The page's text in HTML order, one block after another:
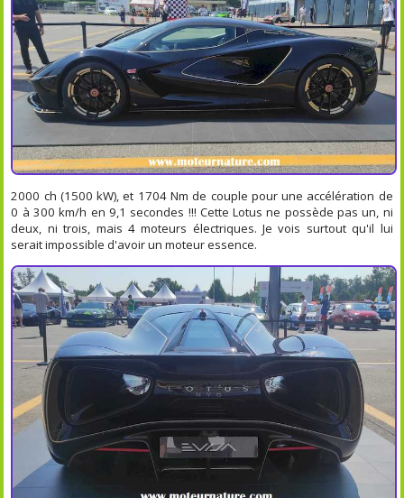
2000 ch (1500 kW), et 1704 Nm de couple pour une accélération de
0 à 300 km/h en 9,1 secondes !!! Cette Lotus ne possède pas un, ni
deux, ni trois, mais 4 moteurs électriques. Je vois surtout qu'il lui
serait impossible d'avoir un moteur essence.